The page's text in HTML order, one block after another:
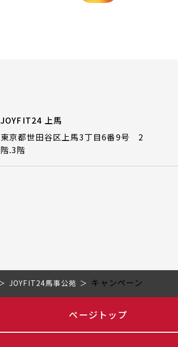
JOYFIT24 上馬
東京都世田谷区上馬3丁目6番9号 2
階.3階
JOYFIT24馬事公苑 キャンペーン
ページトップ